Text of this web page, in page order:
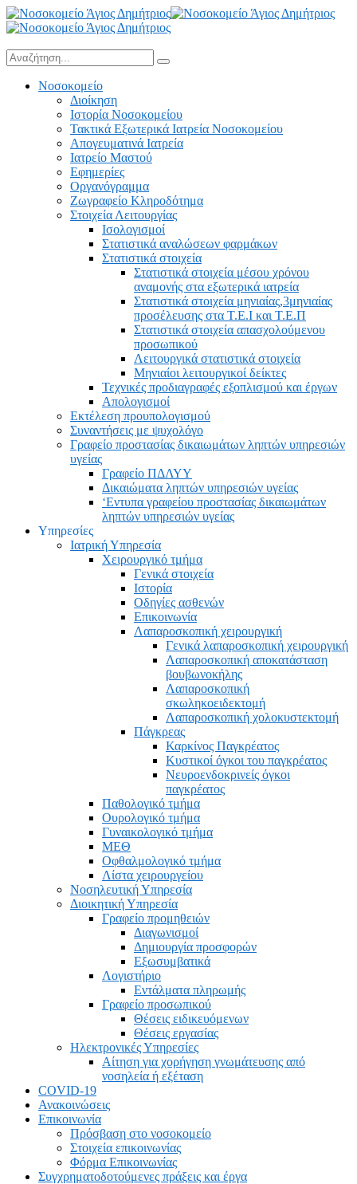
Νοσοκομείο
Διοίκηση
Ιστορία Νοσοκομείου
Τακτικά Εξωτερικά Ιατρεία Νοσοκομείου
Απογευματινά Ιατρεία
Ιατρείο Μαστού
Εφημερίες
Οργανόγραμμα
Ζωγραφείο Κληροδότημα
Στοιχεία Λειτουργίας
Ισολογισμοί
Στατιστικά αναλώσεων φαρμάκων
Στατιστικά στοιχεία
Στατιστικά στοιχεία μέσου χρόνου
αναμονής στα εξωτερικά ιατρεία
Στατιστικά στοιχεία μηνιαίας,3μηνιαίας
προσέλευσης στα Τ.Ε.Ι και Τ.Ε.Π
Στατιστικά στοιχεία απασχολούμενου
προσωπικού
Λειτουργικά στατιστικά στοιχεία
Μηνιαίοι λειτουργικοί δείκτες
Τεχνικές προδιαγραφές εξοπλισμού και έργων
Απολογισμοί
Εκτέλεση προυπολογισμού
Συναντήσεις με ψυχολόγο
Γραφείο προστασίας δικαιωμάτων ληπτών υπηρεσιών
υγείας
Γραφείο ΠΔΛΥΥ
Δικαιώματα ληπτών υπηρεσιών υγείας
‘Εντυπα γραφείου προστασίας δικαιωμάτων
ληπτών υπηρεσιών υγείας
Υπηρεσίες
Ιατρική Υπηρεσία
Χειρουργικό τμήμα
Γενικά στοιχεία
Ιστορία
Οδηγίες ασθενών
Επικοινωνία
Λαπαροσκοπική χειρουργική
Γενικά λαπαροσκοπική χειρουργική
Λαπαροσκοπική αποκατάσταση
βουβωνοκήλης
Λαπαροσκοπική
σκωληκοειδεκτομή
Λαπαροσκοπική χολοκυστεκτομή
Πάγκρεας
Καρκίνος Παγκρέατος
Κυστικοί όγκοι του παγκρέατος
Νευροενδοκρινείς όγκοι
παγκρέατος
Παθολογικό τμήμα
Ουρολογικό τμήμα
Γυναικολογικό τμήμα
ΜΕΘ
Οφθαλμολογικό τμήμα
Λίστα χειρουργείου
Νοσηλευτική Υπηρεσία
Διοικητική Υπηρεσία
Γραφείο προμηθειών
Διαγωνισμοί
Δημιουργία προσφορών
Εξωσυμβατικά
Λογιστήριο
Εντάλματα πληρωμής
Γραφείο προσωπικού
Θέσεις ειδικευόμενων
Θέσεις εργασίας
Ηλεκτρονικές Υπηρεσίες
Αίτηση για χορήγηση γνωμάτευσης από
νοσηλεία ή εξέταση
COVID-19
Ανακοινώσεις
Επικοινωνία
Πρόσβαση στο νοσοκομείο
Στοιχεία επικοινωνίας
Φόρμα Επικοινωνίας
Συγχρηματοδοτούμενες πράξεις και έργα